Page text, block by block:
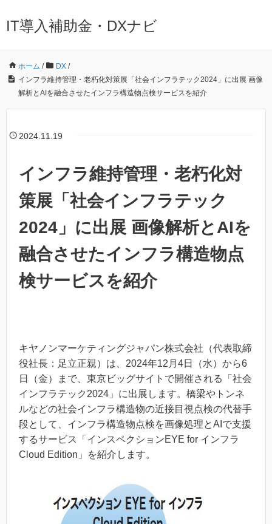
IT導入補助金・DXナビ
ホーム / DX /
インフラ維持管理・老朽化対策展「社会インフラテック2024」に出展 画像
解析とAIを融合させたインフラ構造物点検サービスを紹介
2024.11.19
インフラ維持管理・老朽化対
策展「社会インフラテック
2024」に出展 画像解析とAIを
融合させたインフラ構造物点
検サービスを紹介
キヤノンマーケティングジャパン株式会社（代表取締
役社長：足立正親）は、2024年12月4日（水）から6
日（金）まで、東京ビッグサイトで開催される「社会
インフラテック2024」に出展します。橋梁やトンネ
ルなどの社会インフラ構造物の近接目視点検の代替手
段として、インフラ構造物点検を画像処理とAIで支援
するサービス「インスペクションEYE for インフラ
Cloud Edition」を紹介します。